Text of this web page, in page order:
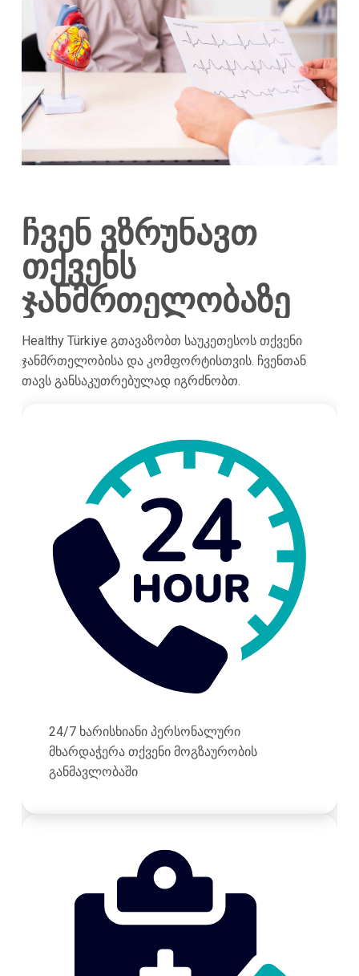
ჩვენ ვზრუნავთ
თქვენს
ჯანმრთელობაზე
Healthy Türkiye გთავაზობთ საუკეთესოს თქვენი
ჯანმრთელობისა და კომფორტისთვის. ჩვენთან
თავს განსაკუთრებულად იგრძნობთ.
24/7 ხარისხიანი პერსონალური
მხარდაჭერა თქვენი მოგზაურობის
განმავლობაში